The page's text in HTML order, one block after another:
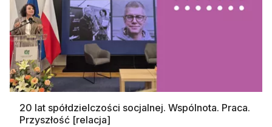
20 lat spółdzielczości socjalnej. Wspólnota. Praca.
Przyszłość [relacja]